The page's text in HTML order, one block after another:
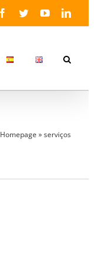
Facebook
TwitterYouTube
Homepage »serviços